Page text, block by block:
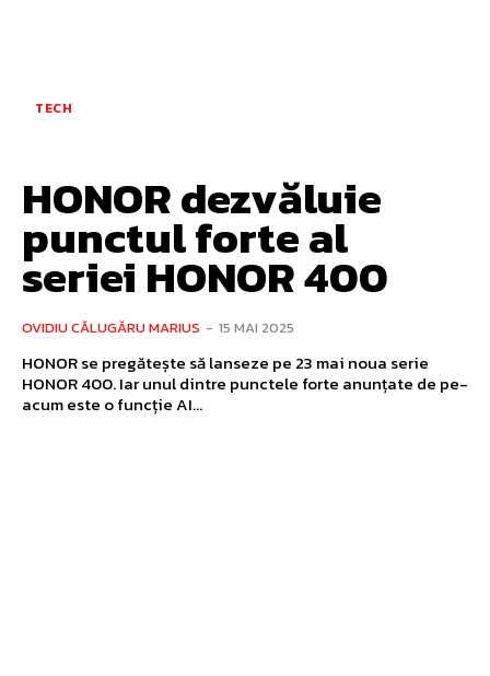
TECH
HONOR dezvăluie
punctul forte al
seriei HONOR 400
OVIDIU CĂLUGĂRU MARIUS - 15 MAI 2025
HONOR se pregătește să lanseze pe 23 mai noua serie
HONOR 400. Iar unul dintre punctele forte anunțate de pe-
acum este o funcție AI...